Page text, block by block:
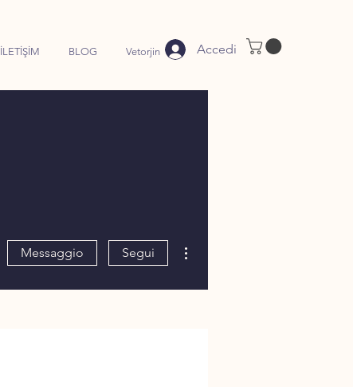
İLETİŞİM BLOG Vetorjin Accedi
Messaggio Segui